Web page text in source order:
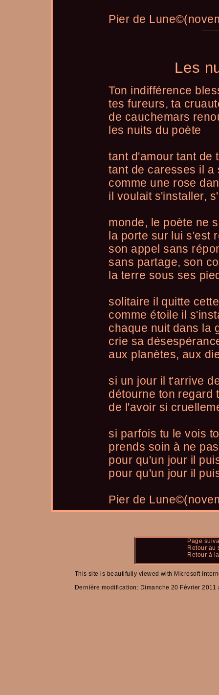
Pier de
Les
Ton indifférence
tes fureurs, ta
de cauchemars
les nuits du poète
tant d'amour tant de
tant de caresses il a
comme une rose
il voulait s'installer,
monde, le poète ne
la porte sur lui s'est
son appel sans
sans partage, son
la terre sous ses
solitaire il quitte
comme étoile il
chaque nuit dans la
crie sa
aux planètes, aux
si un jour il t'arrive
détourne ton regard
de l'avoir si
si parfois tu le vois
prends soin à ne
pour qu'un jour il
pour qu'un jour il
Pier de
Page
Retour au
Retour à
This site is beautifully viewed with Microsoft
Dernière modification: Dimanche 20 Février 2011